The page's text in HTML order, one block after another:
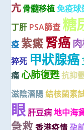
亢 骨髓移植 免疫球
丁肝 PSA篩查 糖
疫 紫癜 腎癌
猝死 甲狀腺癌
痛 心肺復甦抗抑
滋陰潛陽 結核菌素
眼 肝豆病 地中海
急救 香港疫情 孕